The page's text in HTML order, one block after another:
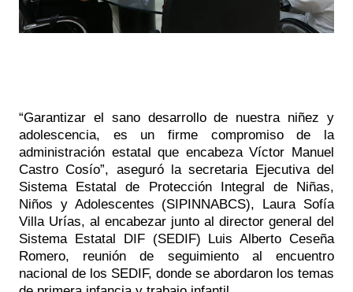
“Garantizar el sano desarrollo de nuestra niñez y
adolescencia, es un firme compromiso de la
administración estatal que encabeza Víctor Manuel
Castro Cosío”, aseguró la secretaria Ejecutiva del
Sistema Estatal de Protección Integral de Niñas,
Niños y Adolescentes (SIPINNABCS), Laura Sofía
Villa Urías, al encabezar junto al director general del
Sistema Estatal DIF (SEDIF) Luis Alberto Ceseña
Romero, reunión de seguimiento al encuentro
nacional de los SEDIF, donde se abordaron los temas